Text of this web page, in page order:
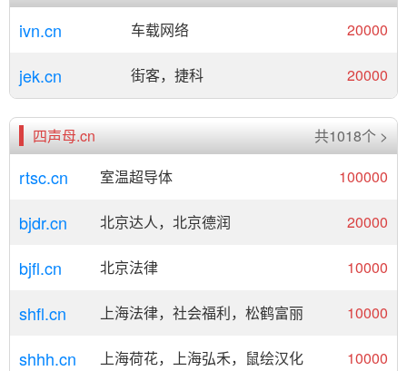
ivn.cn 车载网络 20000
jek.cn 街客，捷科 20000
四声母.cn 共1018个 >
rtsc.cn 室温超导体 100000
bjdr.cn 北京达人，北京德润 20000
bjfl.cn 北京法律 10000
shfl.cn 上海法律，社会福利，松鹤富丽 10000
shhh.cn 上海荷花，上海弘禾，鼠绘汉化 10000